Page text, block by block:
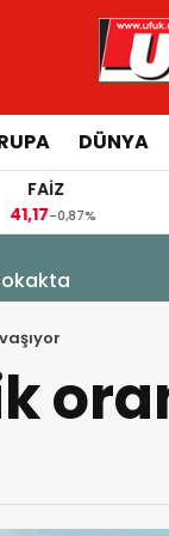
DÜNYA